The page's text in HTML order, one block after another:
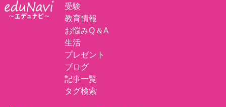
受験
教育情報
お悩みQ＆A
生活
プレゼント
ブログ
記事一覧
タグ検索